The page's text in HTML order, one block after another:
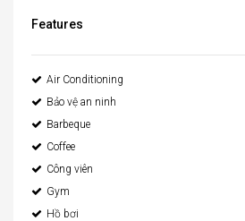
Features
Air Conditioning
Bảo vệ an ninh
Barbeque
Coffee
Công viên
Gym
Hồ bơi